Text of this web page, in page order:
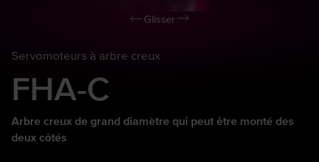
Glisser
Servomoteurs à arbre creux
FHA-C
Arbre creux de grand diamètre qui peut être monté des
deux côtés